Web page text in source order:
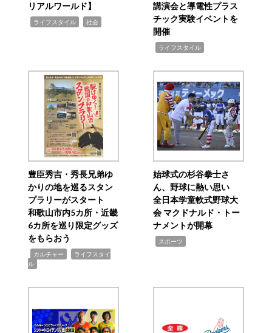
リアルワールド】
ライフスタイル 社会
講演会と導電性プラス
チック実験イベントを
開催
ライフスタイル
豊臣秀吉・秀長兄弟ゆ
かりの地を巡るスタン
プラリーがスタート
和歌山市内5カ所・近畿
6カ所を巡り限定グッズ
をもらおう
カルチャー
ライフスタイ
ル
始球式の杉谷拳士さ
ん、野球に熱い思い
全日本学童軟式野球大
会 マクドナルド・トー
ナメントが開幕
スポーツ